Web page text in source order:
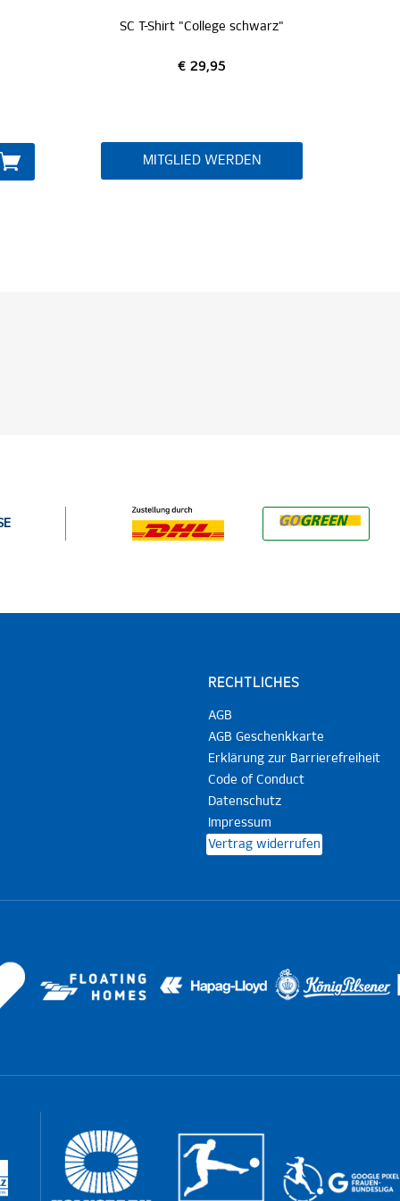
1887 T-Shirt "Wappen grau"
€ 24,95
RECHTLICHES
AGB
AGB Geschenkkarte
Erklärung zur Barrierefreiheit
Code of Conduct
Datenschutz
Impressum
Vertrag widerrufen